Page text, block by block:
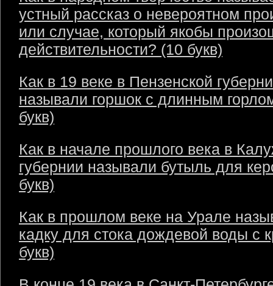
устный рассказ о невероятном
или случае, который якобы
действительности? (10 букв)
Как в 19 веке в Пензенской
называли горшок с длинным
букв)
Как в начале прошлого века в
губернии называли бутыль для
букв)
Как в прошлом веке на Урале
кадку для стока дождевой воды с
букв)